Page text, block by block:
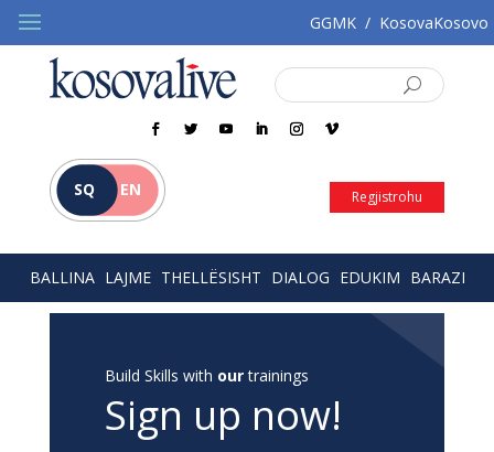
GGMK / KosovaKosovo
SQ EN Regjistrohu
BALLINA LAJME THELLËSISHT DIALOG EDUKIM BARAZI
Build Skills with ourtrainings
Sign up now!